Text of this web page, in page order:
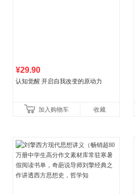
¥29.90
认知觉醒 开启自我改变的原动力
加入购物车 收藏